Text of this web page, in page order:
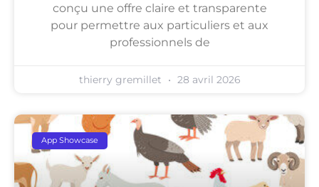
conçu une offre claire et transparente
pour permettre aux particuliers et aux
professionnels de
thierry gremillet 28 avril 2026
App Showcase